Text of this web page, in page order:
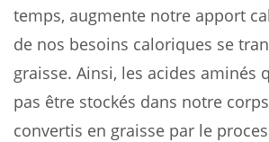
temps, augmente notre apport
de nos besoins caloriques se
graisse. Ainsi, les acides aminés
pas être stockés dans notre
convertis en graisse par le